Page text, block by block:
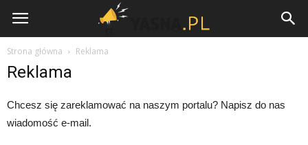
Yasna.pl
Strona główna Reklama
Reklama
Chcesz się zareklamować na naszym portalu? Napisz do nas
wiadomość e-mail.